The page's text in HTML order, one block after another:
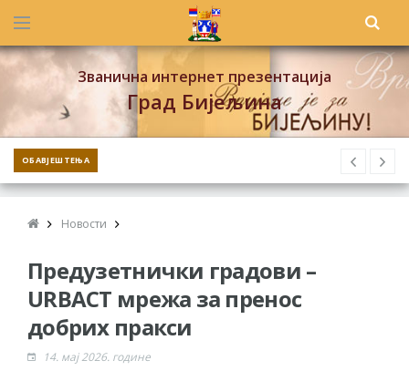
Званична интернет презентација
Град Бијељина
ОБАВЈЕШТЕЊА
Новости
Предузетнички градови –
URBACT мрежа за пренос
добрих пракси
14. мај 2026. године